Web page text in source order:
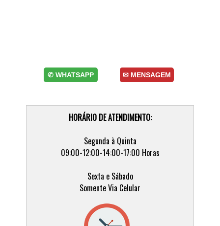
✉ MENSAGEM
✆ WHATSAPP
HORÁRIO DE ATENDIMENTO:
Segunda à Quinta
09:00-12:00-14:00-17:00 Horas
Sexta e Sábado
Somente Via Celular